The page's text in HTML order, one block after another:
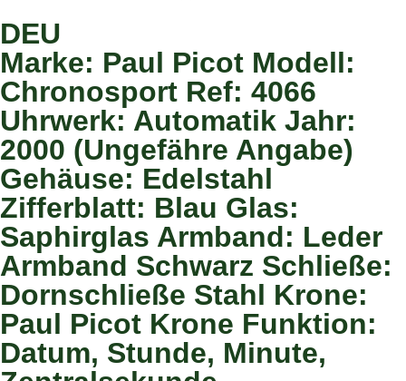
DEU
Marke: Paul Picot Modell:
Chronosport Ref: 4066
Uhrwerk: Automatik Jahr:
2000 (Ungefähre Angabe)
Gehäuse: Edelstahl
Zifferblatt: Blau Glas:
Saphirglas Armband: Leder
Armband Schwarz Schließe:
Dornschließe Stahl Krone:
Paul Picot Krone Funktion:
Datum, Stunde, Minute,